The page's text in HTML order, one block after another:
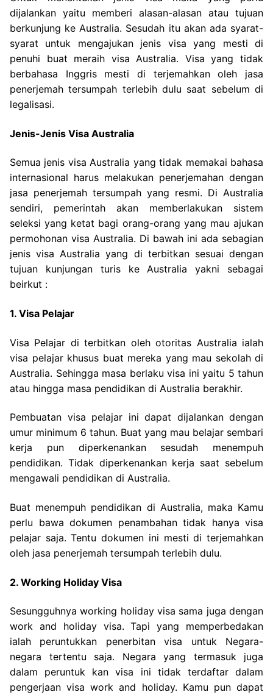
dijalankan yaitu memberi alasan-alasan atau tujuan
berkunjung ke Australia. Sesudah itu akan ada syarat-
syarat untuk mengajukan jenis visa yang mesti di
penuhi buat meraih visa Australia. Visa yang tidak
berbahasa Inggris mesti di terjemahkan oleh jasa
penerjemah tersumpah terlebih dulu saat sebelum di
legalisasi.
Jenis-Jenis Visa Australia
Semua jenis visa Australia yang tidak memakai bahasa
internasional harus melakukan penerjemahan dengan
jasa penerjemah tersumpah yang resmi. Di Australia
sendiri, pemerintah akan memberlakukan sistem
seleksi yang ketat bagi orang-orang yang mau ajukan
permohonan visa Australia. Di bawah ini ada sebagian
jenis visa Australia yang di terbitkan sesuai dengan
tujuan kunjungan turis ke Australia yakni sebagai
beirkut :
1. Visa Pelajar
Visa Pelajar di terbitkan oleh otoritas Australia ialah
visa pelajar khusus buat mereka yang mau sekolah di
Australia. Sehingga masa berlaku visa ini yaitu 5 tahun
atau hingga masa pendidikan di Australia berakhir.
Pembuatan visa pelajar ini dapat dijalankan dengan
umur minimum 6 tahun. Buat yang mau belajar sembari
kerja pun diperkenankan sesudah menempuh
pendidikan. Tidak diperkenankan kerja saat sebelum
mengawali pendidikan di Australia.
Buat menempuh pendidikan di Australia, maka Kamu
perlu bawa dokumen penambahan tidak hanya visa
pelajar saja. Tentu dokumen ini mesti di terjemahkan
oleh jasa penerjemah tersumpah terlebih dulu.
2. Working Holiday Visa
Sesungguhnya working holiday visa sama juga dengan
work and holiday visa. Tapi yang memperbedakan
ialah peruntukkan penerbitan visa untuk Negara-
negara tertentu saja. Negara yang termasuk juga
dalam peruntuk kan visa ini tidak terdaftar dalam
pengerjaan visa work and holiday. Kamu pun dapat